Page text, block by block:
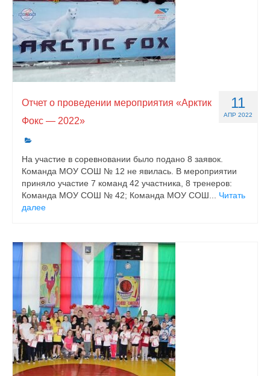
11
АПР 2022
Отчет о проведении мероприятия «Арктик
Фокс — 2022»
На участие в соревновании было подано 8 заявок.
Команда МОУ СОШ № 12 не явилась. В мероприятии
приняло участие 7 команд 42 участника, 8 тренеров:
Команда МОУ СОШ № 42; Команда МОУ СОШ... Читать
далее